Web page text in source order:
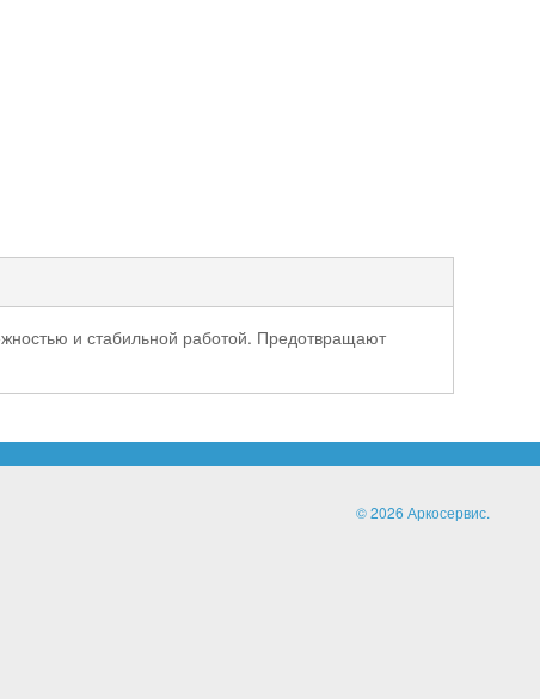
и стабильной работой. Предотвращают
© 2026 Аркосервис.